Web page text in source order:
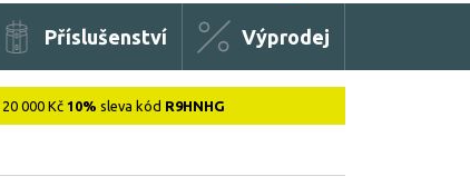
Příslušenství Výprodej
000 Kč 10% sleva kód R9HNHG